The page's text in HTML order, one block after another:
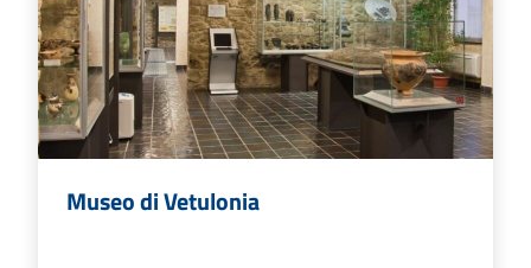
Museo di Vetulonia